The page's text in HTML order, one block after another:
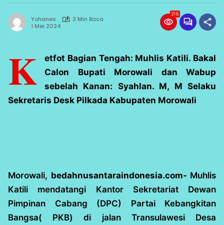
Yohanes
3 Min Baca
1 Mei 2024
216
K
etfot Bagian Tengah: Muhlis Katili. Bakal
Calon Bupati Morowali dan Wabup
sebelah Kanan: Syahlan. M, M Selaku
Sekretaris Desk Pilkada Kabupaten Morowali
Morowali, bedahnusantaraindonesia.com- Muhlis
Katili mendatangi Kantor Sekretariat Dewan
Pimpinan Cabang (DPC) Partai Kebangkitan
Bangsa( PKB) di jalan Transulawesi Desa